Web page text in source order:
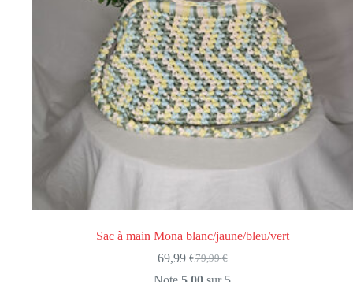
Sac à main Mona blanc/jaune/bleu/vert
79,99€
Le
prix
69,99 €Le
prix